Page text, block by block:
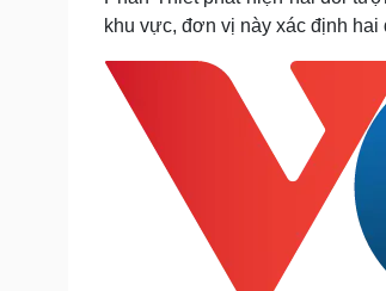
Dinh dưỡng - món ngon
Cây thuốc
Sản phụ khoa
Nhi khoa
Nam khoa
Làm đẹp - giảm cân
Phòng mạch online
Ăn sạch sống khỏe
Blog
khu vực, đơn vị này xác định